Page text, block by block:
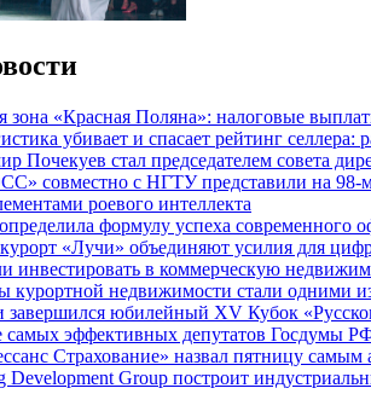
зона «Красная Поляна»: налоговые
убивает и спасает рейтинг селлера:
Почекуев стал председателем совета
совместно с НГТУ представили на 98-
роевого интеллекта
формулу успеха современного
«Лучи» объединяют усилия для
инвестировать в коммерческую
курортной недвижимости стали одними
завершился юбилейный XV Кубок
самых эффективных депутатов Госдумы
Страхование» назвал пятницу
Development Group построит